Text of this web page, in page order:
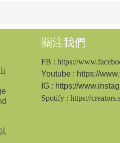
關注我們
FB : https://
Youtube : https://
IG : https://
Spotify : https://